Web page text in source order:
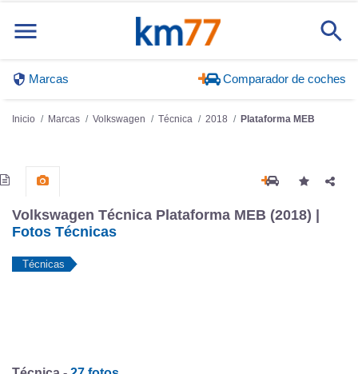
Marcas Comparador de coches
Inicio Marcas Volkswagen Técnica 2018 Plataforma MEB
Volkswagen Técnica Plataforma MEB (2018) |
Fotos Técnicas
Técnicas